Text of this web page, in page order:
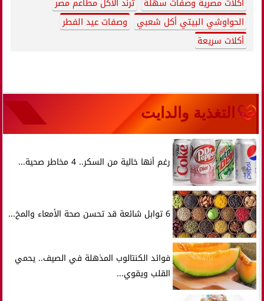
الحواوشي البيتي أكل شعبي
وصفات عيد الفطر
أكلات سريعة
التغذية والدايت
رغم أنها خالية من السكر.. 4 مخاطر صحية...
6 توابل شائعة قد تحسن صحة الأمعاء والمخ...
فوائد الكنتالوب المذهلة في الصيف.. يحمي
القلب ويقوي...